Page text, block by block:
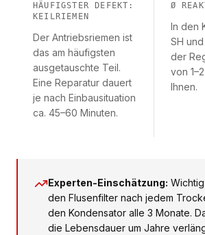
HÄUFIGSTER DEFEKT:
KEILRIEMEN
Der Antriebsriemen ist
das am häufigsten
ausgetauschte Teil.
Eine Reparatur dauert
je nach Einbausituation
ca. 45–60 Minuten.
Ø
In den
SH
der
von
Ihnen.
Experten-Einschätzung:
den Flusenfilter nach jedem
den Kondensator alle 3 Monate.
die Lebensdauer um Jahre